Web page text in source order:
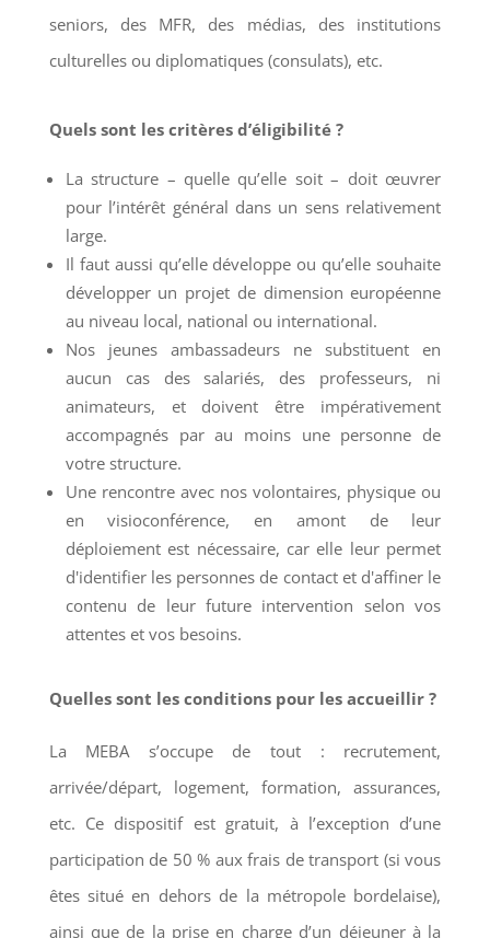
seniors, des MFR, des médias, des institutions
culturelles ou diplomatiques (consulats), etc.
Quels sont les critères d’éligibilité ?
La structure – quelle qu’elle soit – doit œuvrer
pour l’intérêt général dans un sens relativement
large.
Il faut aussi qu’elle développe ou qu’elle souhaite
développer un projet de dimension européenne
au niveau local, national ou international.
Nos jeunes ambassadeurs ne substituent en
aucun cas des salariés, des professeurs, ni
animateurs, et doivent être impérativement
accompagnés par au moins une personne de
votre structure.
Une rencontre avec nos volontaires, physique ou
en visioconférence, en amont de leur
déploiement est nécessaire, car elle leur permet
d'identifier les personnes de contact et d'affiner le
contenu de leur future intervention selon vos
attentes et vos besoins.
Quelles sont les conditions pour les accueillir ?
La MEBA s’occupe de tout : recrutement,
arrivée/départ, logement, formation, assurances,
etc. Ce dispositif est gratuit, à l’exception d’une
participation de 50 % aux frais de transport (si vous
êtes situé en dehors de la métropole bordelaise),
ainsi que de la prise en charge d’un déjeuner à la